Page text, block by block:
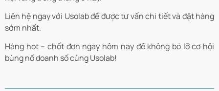
Liên hệ ngay với Usolab để được tư vấn chi tiết và đặt hàng
sớm nhất.
Hàng hot – chốt đơn ngay hôm nay để không bỏ lỡ cơ hội
bùng nổ doanh số cùng Usolab!